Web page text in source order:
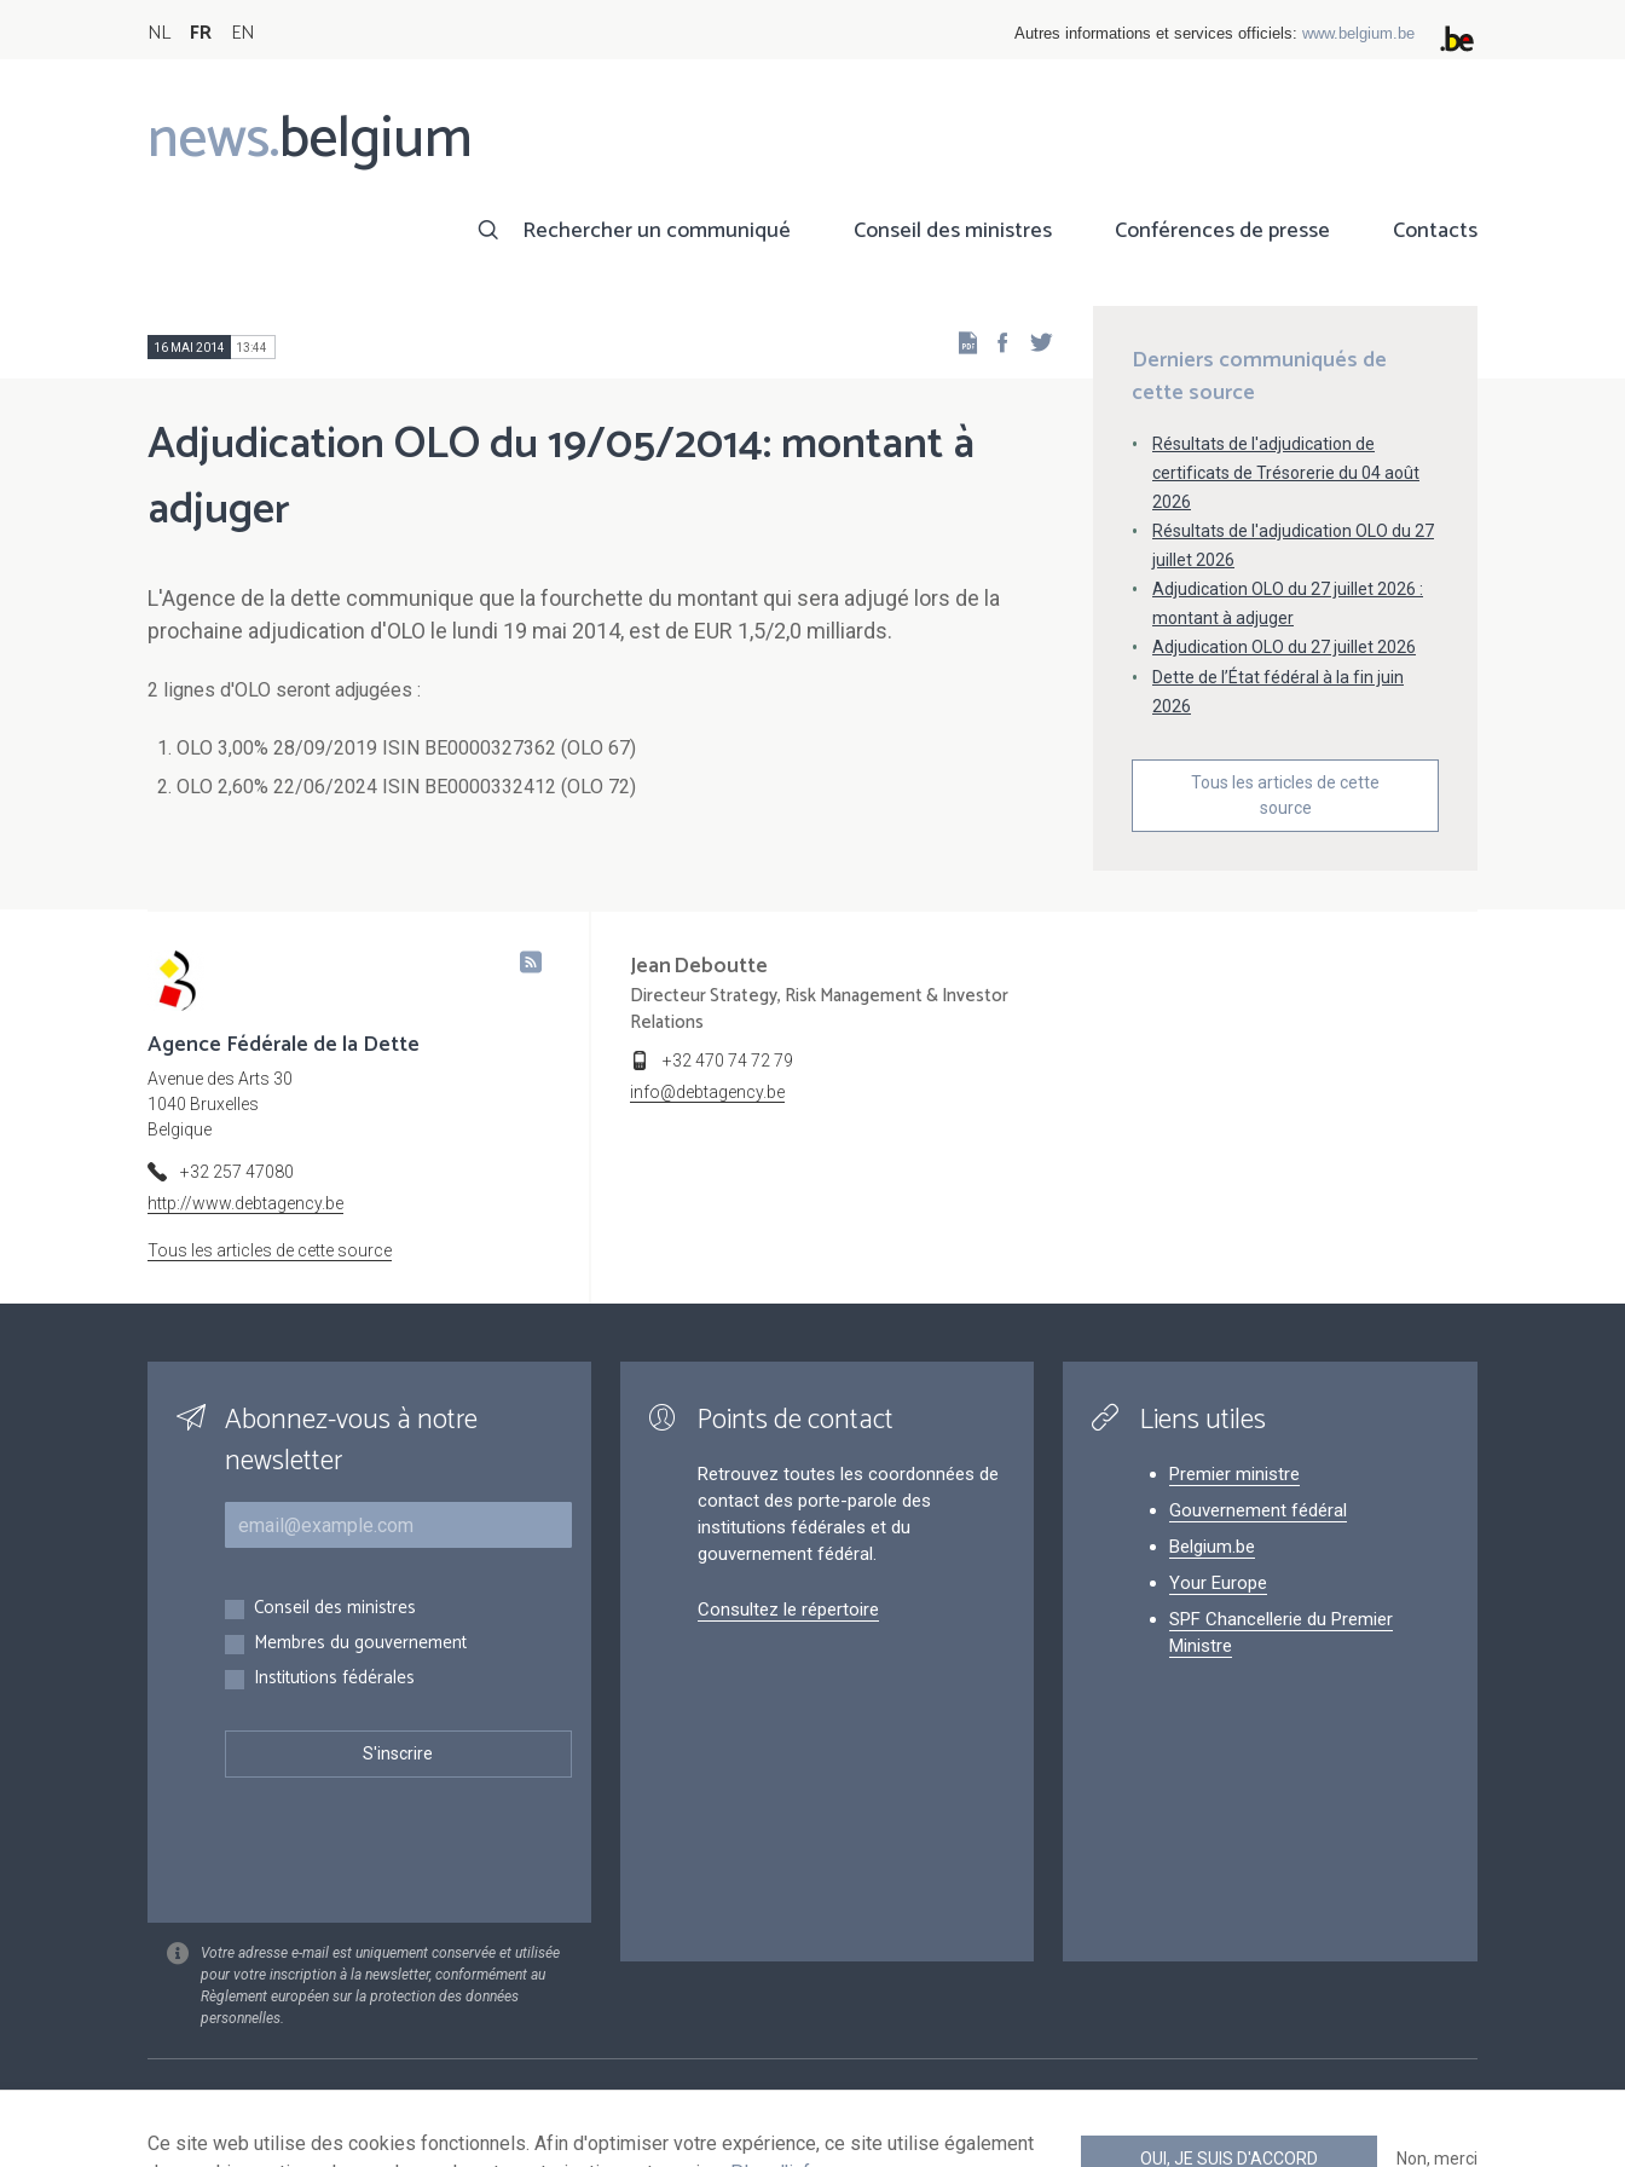
NL FR EN Autres informations et services officiels: www.belgium.be
news.belgium
Main
navigation
Rechercher un communiqué Conseil des ministres Conférences de presse Contacts
16 MAI 2014 13:44 Facebook
Adjudication OLO du 19/05/2014: montant à
adjuger
L'Agence de la dette communique que la fourchette du montant qui sera adjugé lors de la
prochaine adjudication d'OLO le lundi 19 mai 2014, est de EUR 1,5/2,0 milliards.
2 lignes d'OLO seront adjugées :
OLO 3,00% 28/09/2019 ISIN BE0000327362 (OLO 67)
OLO 2,60% 22/06/2024 ISIN BE0000332412 (OLO 72)
Derniers communiqués de
cette source
Résultats de l'adjudication de
certificats de Trésorerie du 04 août
2026
Résultats de l'adjudication OLO du 27
juillet 2026
Adjudication OLO du 27 juillet 2026 :
montant à adjuger
Adjudication OLO du 27 juillet 2026
Dette de l’État fédéral à la fin juin
2026
Tous les articles de cette
source
Agence Fédérale de la Dette
Avenue des Arts 30
1040 Bruxelles
Belgique
+32 257 47080
http://www.debtagency.be
Tous les articles de cette source
JeanDeboutte
Directeur Strategy, Risk Management & Investor
Relations
+32 470 74 72 79
info@debtagency.be
Abonnez-vous à notre
newsletter
Courriel
Inscriptions
Conseil des ministres
Membres du gouvernement
Institutions fédérales
Votre adresse e-mail est uniquement conservée et utilisée
pour votre inscription à la newsletter, conformément au
Règlement européen sur la protection des données
personnelles.
Points de contact
Retrouvez toutes les coordonnées de
contact des porte-parole des
institutions fédérales et du
gouvernement fédéral.
Consultez le répertoire
Liens utiles
Premier ministre
Gouvernement fédéral
Belgium.be
Your Europe
SPF Chancellerie du Premier
Ministre
Footer
Ce site web utilise des cookies fonctionnels. Afin d'optimiser votre expérience, ce site utilise également
OUI, JE SUIS D'ACCORD Non, merci